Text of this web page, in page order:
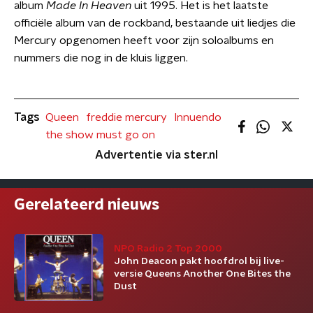
album Made In Heaven uit 1995. Het is het laatste
officiële album van de rockband, bestaande uit liedjes die
Mercury opgenomen heeft voor zijn soloalbums en
nummers die nog in de kluis liggen.
Tags Queen freddie mercury
Innuendo
the show must go on
Advertentie via ster.nl
Gerelateerd nieuws
NPO Radio 2 Top 2000
John Deacon pakt hoofdrol bij live-
versie Queens Another One Bites the
Dust